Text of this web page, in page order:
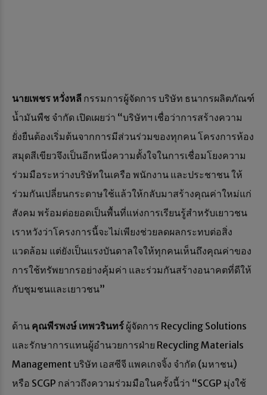
นายเพชร หวั่งหลี กรรมการผู้จัดการ บริษัท ธนากรผลิตภัณฑ์
น้ำมันพืช จำกัด เปิดเผยว่า “บริษัทฯ เชื่อว่าการสร้างความ
ยั่งยืนต้องเริ่มต้นจากการมีส่วนร่วมของทุกคน โครงการห้อง
สมุดสีเขียวจึงเป็นอีกหนึ่งความตั้งใจในการเชื่อมโยงความ
ร่วมมือระหว่างบริษัทในเครือ พนักงาน และประชาชน ให้
ร่วมกันเปลี่ยนกระดาษใช้แล้วให้กลับมาสร้างคุณค่าใหม่แก่
สังคม พร้อมต่อยอดเป็นพื้นที่แห่งการเรียนรู้สำหรับเยาวชน
เราหวังว่าโครงการนี้จะไม่เพียงช่วยลดผลกระทบต่อสิ่ง
แวดล้อม แต่ยังเป็นแรงบันดาลใจให้ทุกคนเห็นถึงคุณค่าของ
การใช้ทรัพยากรอย่างคุ้มค่า และร่วมกันสร้างอนาคตที่ดีให้
กับชุมชนและเยาวชน”
ด้าน คุณพีรพงษ์ เทพวรินทร์ ผู้จัดการ Recycling Solutions
และรักษาการแทนผู้อำนวยการฝ่าย Recycling Materials
Management บริษัท เอสซีจี แพคเกจจิ้ง จำกัด (มหาชน)
หรือ SCGP กล่าวถึงความร่วมมือในครั้งนี้ว่า “SCGP มุ่งใช้